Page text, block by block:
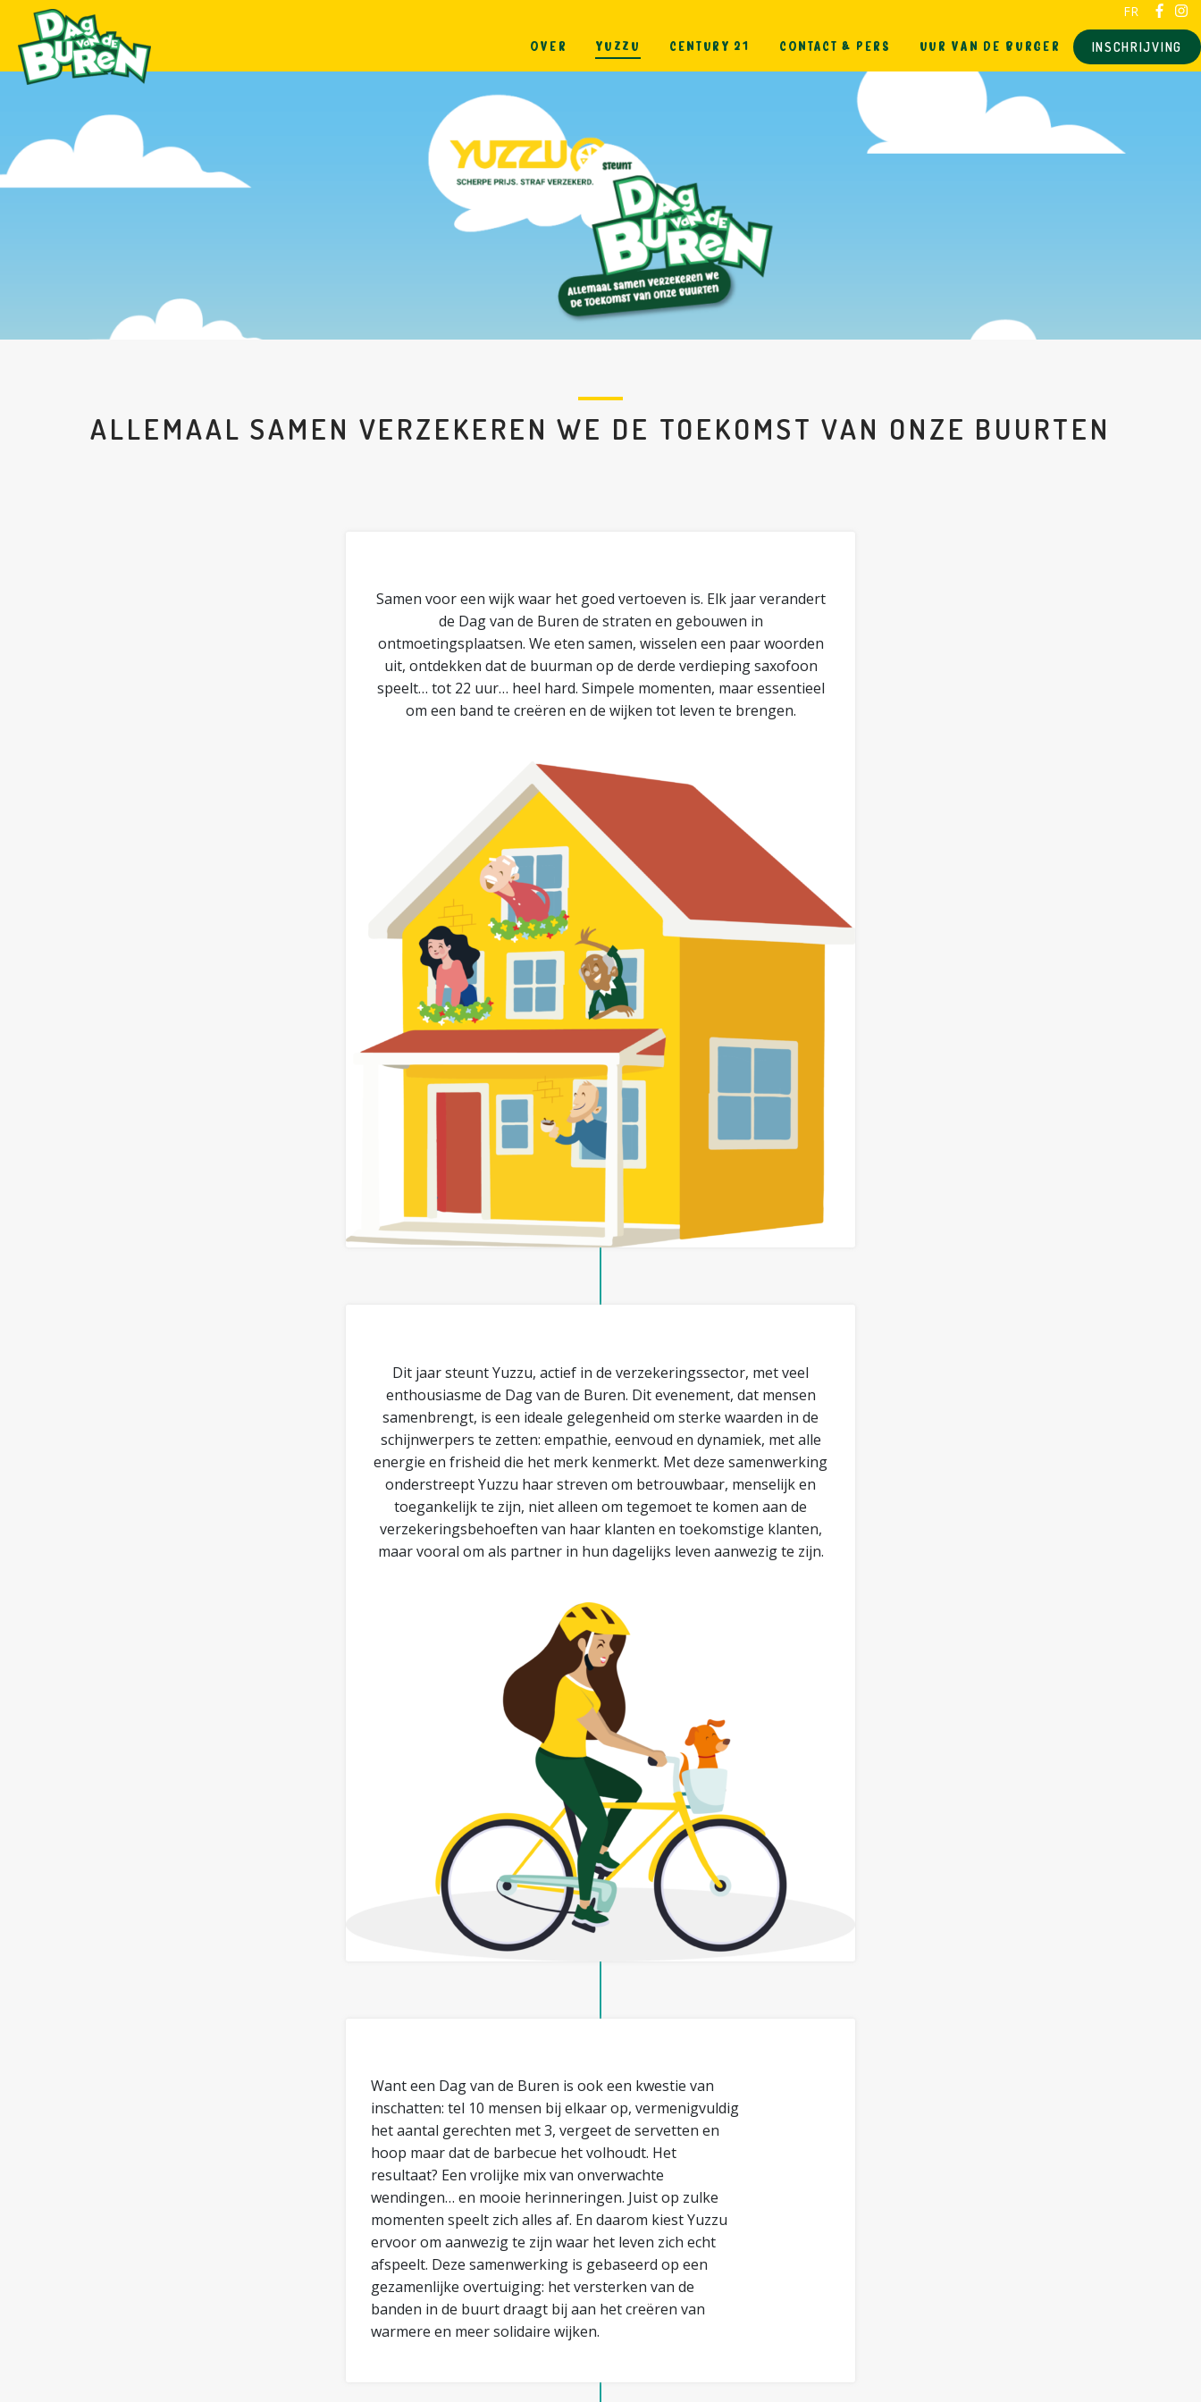
FR
INSCHRIJVING
OVER YUZZU CENTURY 21 CONTACT & PERS UUR VAN DE BURGER
ALLEMAAL SAMEN VERZEKEREN WE DE TOEKOMST VAN ONZE BUURTEN
Samen voor een wijk waar het goed vertoeven is. Elk jaar verandert
de Dag van de Buren de straten en gebouwen in
ontmoetingsplaatsen. We eten samen, wisselen een paar woorden
uit, ontdekken dat de buurman op de derde verdieping saxofoon
speelt… tot 22 uur… heel hard. Simpele momenten, maar essentieel
om een band te creëren en de wijken tot leven te brengen.
Dit jaar steunt Yuzzu, actief in de verzekeringssector, met veel
enthousiasme de Dag van de Buren. Dit evenement, dat mensen
samenbrengt, is een ideale gelegenheid om sterke waarden in de
schijnwerpers te zetten: empathie, eenvoud en dynamiek, met alle
energie en frisheid die het merk kenmerkt. Met deze samenwerking
onderstreept Yuzzu haar streven om betrouwbaar, menselijk en
toegankelijk te zijn, niet alleen om tegemoet te komen aan de
verzekeringsbehoeften van haar klanten en toekomstige klanten,
maar vooral om als partner in hun dagelijks leven aanwezig te zijn.
Want een Dag van de Buren is ook een kwestie van
inschatten: tel 10 mensen bij elkaar op, vermenigvuldig
het aantal gerechten met 3, vergeet de servetten en
hoop maar dat de barbecue het volhoudt. Het
resultaat? Een vrolijke mix van onverwachte
wendingen… en mooie herinneringen. Juist op zulke
momenten speelt zich alles af. En daarom kiest Yuzzu
ervoor om aanwezig te zijn waar het leven zich echt
afspeelt. Deze samenwerking is gebaseerd op een
gezamenlijke overtuiging: het versterken van de
banden in de buurt draagt bij aan het creëren van
warmere en meer solidaire wijken.